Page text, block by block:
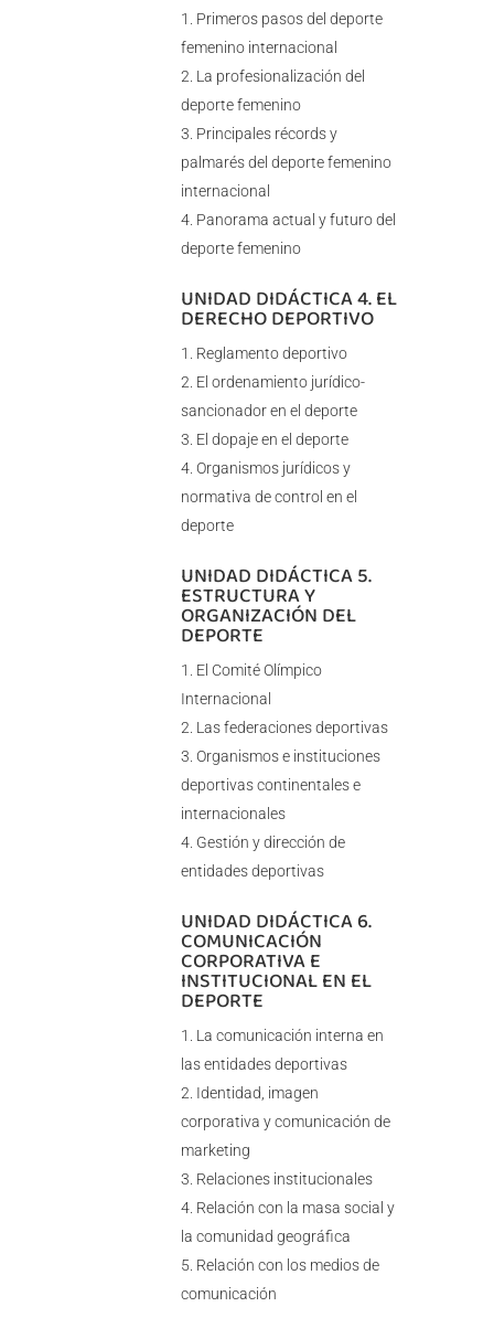
Primeros pasos del deporte
femenino internacional
La profesionalización del
deporte femenino
Principales récords y
palmarés del deporte femenino
internacional
Panorama actual y futuro del
deporte femenino
UNIDAD DIDÁCTICA 4. EL
DERECHO DEPORTIVO
Reglamento deportivo
El ordenamiento jurídico-
sancionador en el deporte
El dopaje en el deporte
Organismos jurídicos y
normativa de control en el
deporte
UNIDAD DIDÁCTICA 5.
ESTRUCTURA Y
ORGANIZACIÓN DEL
DEPORTE
El Comité Olímpico
Internacional
Las federaciones deportivas
Organismos e instituciones
deportivas continentales e
internacionales
Gestión y dirección de
entidades deportivas
UNIDAD DIDÁCTICA 6.
COMUNICACIÓN
CORPORATIVA E
INSTITUCIONAL EN EL
DEPORTE
La comunicación interna en
las entidades deportivas
Identidad, imagen
corporativa y comunicación de
marketing
Relaciones institucionales
Relación con la masa social y
la comunidad geográfica
Relación con los medios de
comunicación